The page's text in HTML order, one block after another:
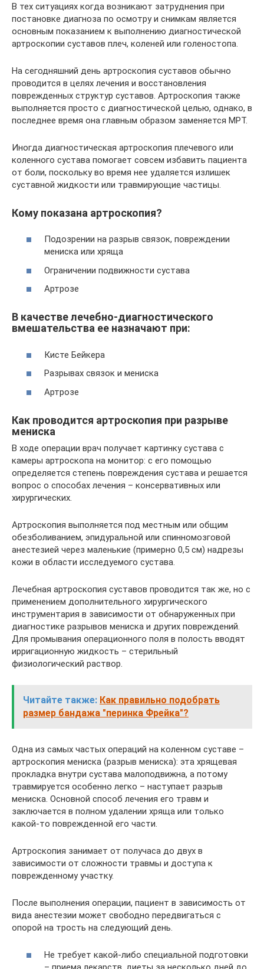
В тех ситуациях когда возникают затруднения при
постановке диагноза по осмотру и снимкам является
основным показанием к выполнению диагностической
артроскопии суставов плеч, коленей или голеностопа.
На сегодняшний день артроскопия суставов обычно
проводится в целях лечения и восстановления
поврежденных структур суставов. Артроскопия также
выполняется просто с диагностической целью, однако, в
последнее время она главным образом заменяется МРТ.
Иногда диагностическая артроскопия плечевого или
коленного сустава помогает совсем избавить пациента
от боли, поскольку во время нее удаляется излишек
суставной жидкости или травмирующие частицы.
Кому показана артроскопия?
Подозрении на разрыв связок, повреждении
мениска или хряща
Ограничении подвижности сустава
Артрозе
В качестве лечебно-диагностического
вмешательства ее назначают при:
Кисте Бейкера
Разрывах связок и мениска
Артрозе
Как проводится артроскопия при разрыве
мениска
В ходе операции врач получает картинку сустава с
камеры артроскопа на монитор: с его помощью
определяется степень повреждения сустава и решается
вопрос о способах лечения – консервативных или
хирургических.
Артроскопия выполняется под местным или общим
обезболиванием, эпидуральной или спинномозговой
анестезией через маленькие (примерно 0,5 см) надрезы
кожи в области исследуемого сустава.
Лечебная артроскопия суставов проводится так же, но с
применением дополнительного хирургического
инструментария в зависимости от обнаруженных при
диагностике разрывов мениска и других повреждений.
Для промывания операционного поля в полость вводят
ирригационную жидкость – стерильный
физиологический раствор.
Читайте также: Как правильно подобрать
размер бандажа "перинка Фрейка"?
Одна из самых частых операций на коленном суставе –
артроскопия мениска (разрыв мениска): эта хрящевая
прокладка внутри сустава малоподвижна, а потому
травмируется особенно легко – наступает разрыв
мениска. Основной способ лечения его травм и
заключается в полном удалении хряща или только
какой-то поврежденной его части.
Артроскопия занимает от получаса до двух в
зависимости от сложности травмы и доступа к
поврежденному участку.
После выполнения операции, пациент в зависимость от
вида анестезии может свободно передвигаться с
опорой на трость на следующий день.
Не требует какой-либо специальной подготовки